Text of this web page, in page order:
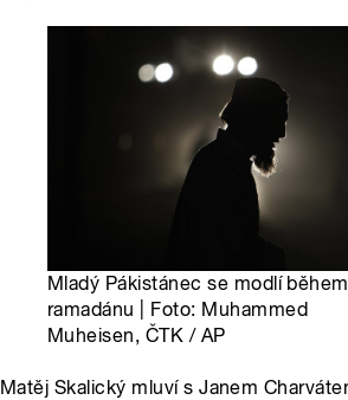
Mladý Pákistánec se modlí během
ramadánu | Foto: Muhammed
Muheisen, ČTK / AP
Matěj Skalický mluví s Janem